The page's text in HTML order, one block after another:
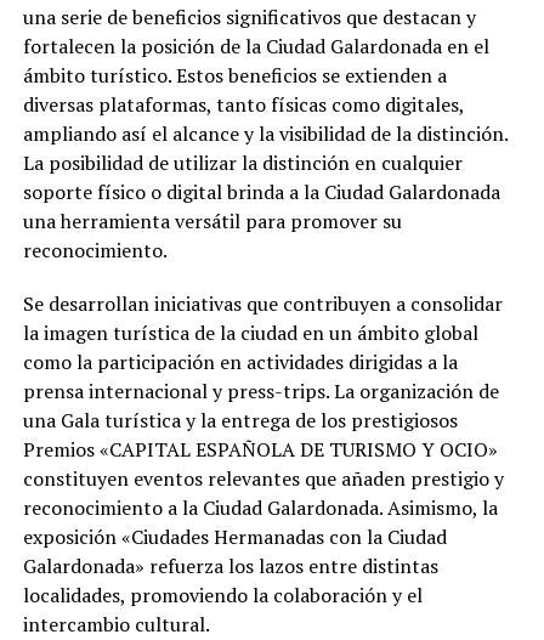
una serie de beneficios significativos que destacan y
fortalecen la posición de la Ciudad Galardonada en el
ámbito turístico. Estos beneficios se extienden a
diversas plataformas, tanto físicas como digitales,
ampliando así el alcance y la visibilidad de la distinción.
La posibilidad de utilizar la distinción en cualquier
soporte físico o digital brinda a la Ciudad Galardonada
una herramienta versátil para promover su
reconocimiento.
Se desarrollan iniciativas que contribuyen a consolidar
la imagen turística de la ciudad en un ámbito global
como la participación en actividades dirigidas a la
prensa internacional y press-trips. La organización de
una Gala turística y la entrega de los prestigiosos
Premios «CAPITAL ESPAÑOLA DE TURISMO Y OCIO»
constituyen eventos relevantes que añaden prestigio y
reconocimiento a la Ciudad Galardonada. Asimismo, la
exposición «Ciudades Hermanadas con la Ciudad
Galardonada» refuerza los lazos entre distintas
localidades, promoviendo la colaboración y el
intercambio cultural.